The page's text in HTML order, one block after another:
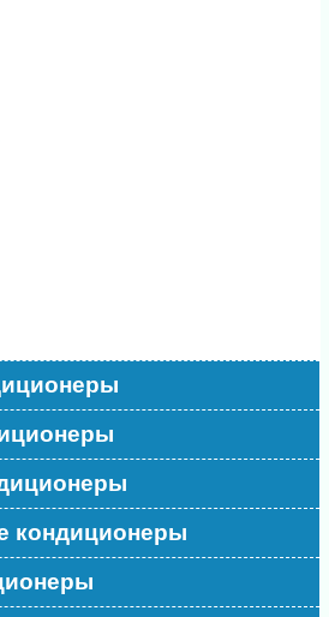
кондиционеры